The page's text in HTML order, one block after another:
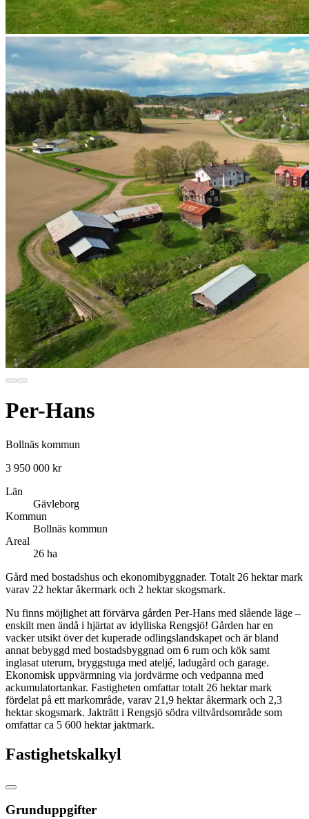
Per-Hans
Bollnäs kommun
3 950 000 kr
Län
Gävleborg
Kommun
Bollnäs kommun
Areal
26 ha
Gård med bostadshus och ekonomibyggnader. Totalt 26 hektar mark
varav 22 hektar åkermark och 2 hektar skogsmark.
Nu finns möjlighet att förvärva gården Per-Hans med slående läge –
enskilt men ändå i hjärtat av idylliska Rengsjö! Gården har en
vacker utsikt över det kuperade odlingslandskapet och är bland
annat bebyggd med bostadsbyggnad om 6 rum och kök samt
inglasat uterum, bryggstuga med ateljé, ladugård och garage.
Ekonomisk uppvärmning via jordvärme och vedpanna med
ackumulatortankar. Fastigheten omfattar totalt 26 hektar mark
fördelat på ett markområde, varav 21,9 hektar åkermark och 2,3
hektar skogsmark. Jakträtt i Rengsjö södra viltvårdsområde som
omfattar ca 5 600 hektar jaktmark.
Fastighetskalkyl
Grunduppgifter